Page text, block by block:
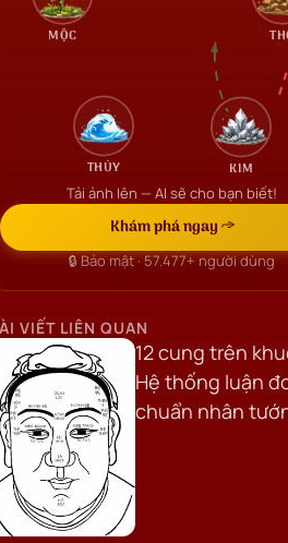
KIM
THỦY
MỘC
Tải ảnh lên — AI sẽ cho bạn biết!
Khám phá ngay →
🔒 Bảo mật ·57.477+người dùng
VIẾT LIÊN QUAN
12 cung trên
Hệ thống luận
chuẩn nhân